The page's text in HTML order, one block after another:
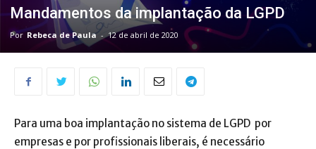
Mandamentos da implantação da LGPD
Por Rebeca de Paula - 12 de abril de 2020
Para uma boa implantação no sistema de LGPD por
empresas e por profissionais liberais, é necessário